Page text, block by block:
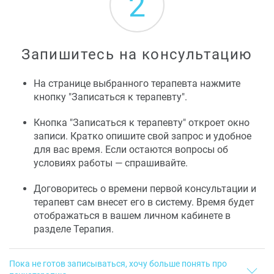
Поскольку мы гарантируем квалификацию терапевтов и вам
не надо сравнивать их образование и опыт, интуиция - вполне
достойный инструмент для выбора.
Запишитесь на консультацию
На странице выбранного терапевта нажмите
кнопку "Записаться к терапевту".
Кнопка "Записаться к терапевту" откроет окно
записи. Кратко опишите свой запрос и удобное
для вас время. Если остаются вопросы об
условиях работы — спрашивайте.
Договоритесь о времени первой консультации и
терапевт сам внесет его в систему. Время будет
отображаться в вашем личном кабинете в
разделе Терапия.
Пока не готов записываться, хочу больше понять про